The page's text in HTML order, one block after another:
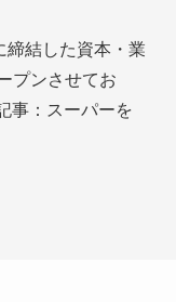
締結した資本・業
プンさせてお
事：スーパーを